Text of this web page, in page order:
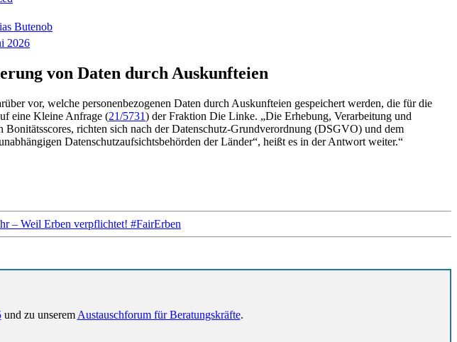
Butenob
2026
von Daten durch Auskunfteien
vor, welche personenbezogenen Daten durch Auskunfteien gespeichert werden, die für die
eine Kleine Anfrage (21/5731) der Fraktion Die Linke. „Die Erhebung, Verarbeitung und
richten sich nach der Datenschutz-Grundverordnung (DSGVO) und dem
Datenschutzaufsichtsbehörden der Länder“, heißt es in der Antwort weiter.“
– Weil Erben verpflichtet! #FairErben
und zu unserem Austauschforum für Beratungskräfte.